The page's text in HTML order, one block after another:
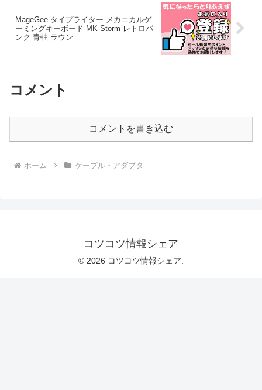
MageGee タイプライター メカニカルゲ
ーミングキーボード MK-Storm レトロパ
ンク 青軸 ラウン
コメント
コメントを書き込む
ホーム ケーブル・アダプタ
コツコツ情報シェア
© 2026 コツコツ情報シェア.